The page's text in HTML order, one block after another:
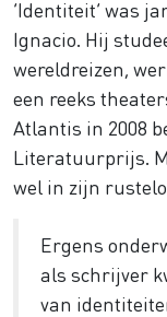
‘Identiteit’ was
Ignacio. Hij
wereldreizen,
een reeks
Atlantis in 2008
Literatuurprijs.
wel in zijn
Ergens
als schrijver
van